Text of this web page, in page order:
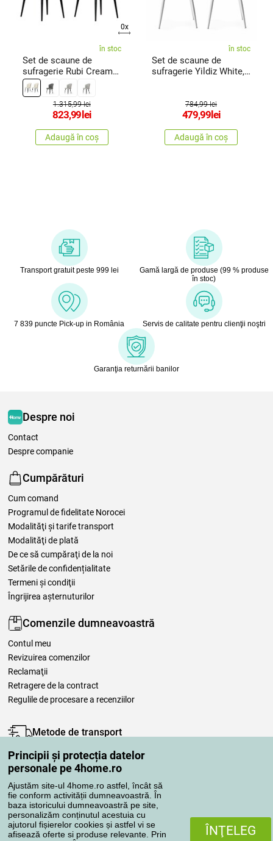
Principii și protecția datelor
personale pe 4home.ro
Ajustăm site-ul 4home.ro astfel, încât să
fie conform activității dumneavoastră. În
baza istoricului dumneavoastră pe site,
personalizăm conținutul acestuia cu
ajutorul fișierelor cookies și astfel vi se
afisează oferte si produse relevante. Prin
ÎNŢELEG
0x
în stoc
Set de scaune de
sufragerie Rubi Cream
and Black, 2 buc.
1.315,99 lei
823,99 lei
Adaugă în coș
în stoc
Set de scaune de
sufragerie Yildiz White,
784,99 lei
479,99 lei
Adaugă în coș
Transport gratuit peste 999 lei
Gamă largă de produse (99 % produse
în stoc)
7 839 puncte Pick-up in România Servis de calitate pentru clienţii noştri
Garanţia returnării banilor
Despre noi
Contact
Despre companie
Cumpărături
Cum comand
Programul de fidelitate Norocei
Modalităţi şi tarife transport
Modalităţi de plată
De ce să cumpăraţi de la noi
Setările de confidențialitate
Termeni şi condiţii
Îngrijirea așternuturilor
Comenzile dumneavoastră
Contul meu
Revizuirea comenzilor
Reclamaţii
Retragere de la contract
Regulile de procesare a recenziilor
Metode de transport
Metode de plată
Magazin de încredere